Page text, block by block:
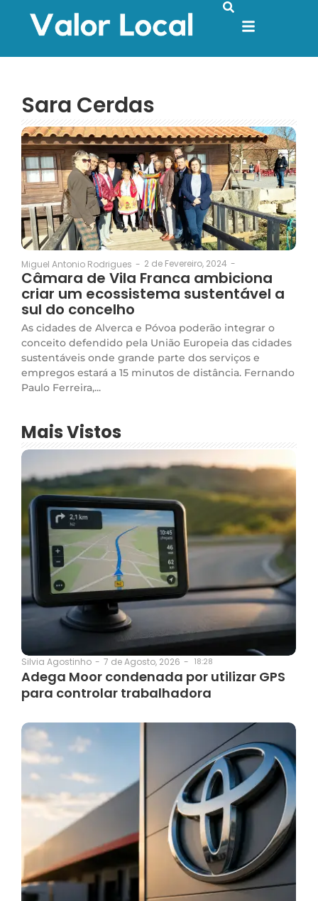
Sara Cerdas
Miguel Antonio Rodrigues - 2 de Fevereiro, 2024 -
Câmara de Vila Franca ambiciona
criar um ecossistema sustentável a
sul do concelho
As cidades de Alverca e Póvoa poderão integrar o
conceito defendido pela União Europeia das cidades
sustentáveis onde grande parte dos serviços e
empregos estará a 15 minutos de distância. Fernando
Paulo Ferreira,...
Mais Vistos
Silvia Agostinho - 7 de Agosto, 2026 - 18:28
Adega Moor condenada por utilizar GPS
para controlar trabalhadora